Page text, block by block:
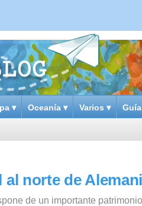
▾ Oceanía ▾ Varios ▾
norte de
de un importante